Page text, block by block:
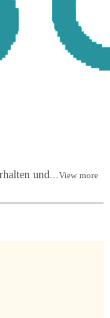
und... View more